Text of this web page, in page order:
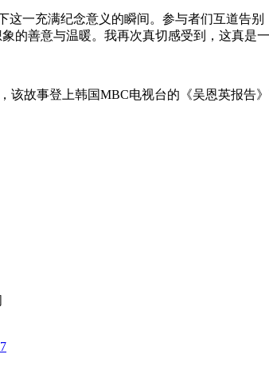
一充满纪念意义的瞬间。参与者们互道告
的善意与温暖。我再次真切感受到，这真是
该故事登上韩国MBC电视台的《吴恩英报告